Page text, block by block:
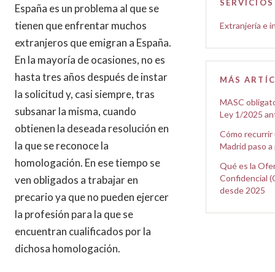
España es un problema al que se
tienen que enfrentar muchos
extranjeros que emigran a España.
En la mayoría de ocasiones, no es
hasta tres años después de instar
la solicitud y, casi siempre, tras
subsanar la misma, cuando
obtienen la deseada resolución en
la que se reconoce la
homologación. En ese tiempo se
ven obligados a trabajar en
precario ya que no pueden ejercer
la profesión para la que se
encuentran cualificados por la
dichosa homologación.
Extranjería e
MÁS
MASC
Ley 1/2025
Cómo
Madrid paso a
Qué es la
Confidencial
desde 2025